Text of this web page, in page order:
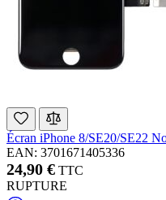
Écran iPhone 8/SE20/SE22
EAN: 3701671405336
24,90 € TTC
RUPTURE